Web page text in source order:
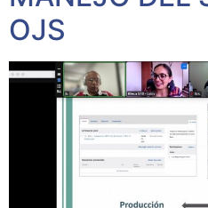
OJS